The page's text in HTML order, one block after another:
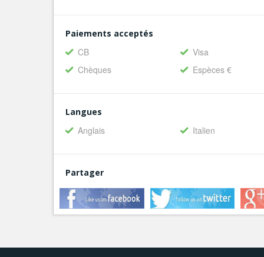
Paiements acceptés
CB
Visa
Chèques
Espèces €
Langues
Anglais Italien
Partager